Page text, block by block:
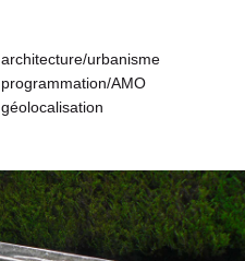
architecture/urbanisme
programmation/AMO
géolocalisation